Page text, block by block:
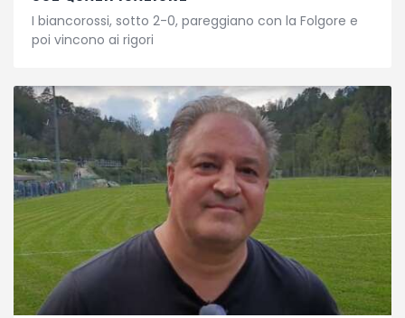
I biancorossi, sotto 2-0, pareggiano con la Folgore e
poi vincono ai rigori